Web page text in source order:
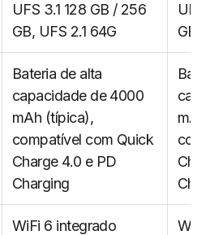
UFS 3.1 128 GB / 256
GB, UFS 2.1 64G
UFS
GB
Bateria de alta
capacidade de 4000
mAh (típica),
compatível com Quick
Charge 4.0 e PD
Charging
WiFi 6 integrado
WiFi